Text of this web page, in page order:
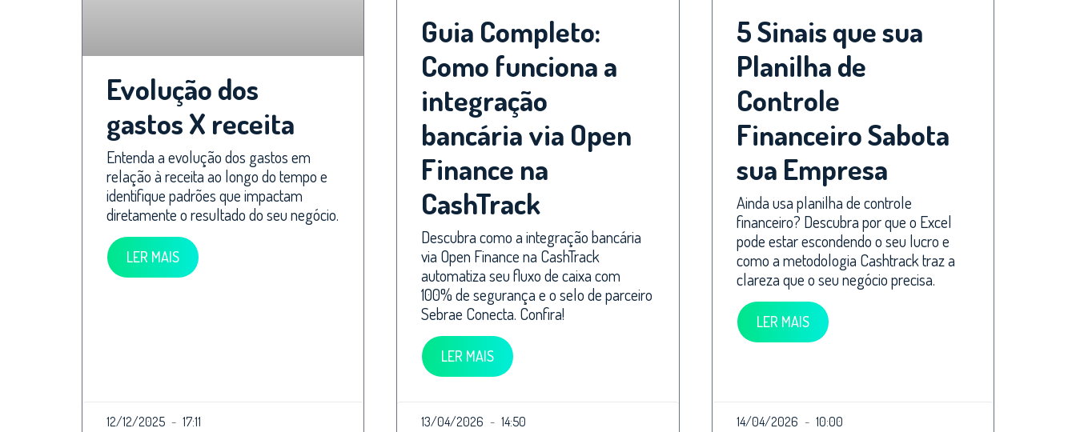
Evolução dos
gastos X receita
Entenda a evolução dos gastos em
relação à receita ao longo do tempo e
identifique padrões que impactam
diretamente o resultado do seu negócio.
LER MAIS
12/12/2025 17:11
Guia Completo:
Como funciona a
integração
bancária via Open
Finance na
CashTrack
Descubra como a integração bancária
via Open Finance na CashTrack
automatiza seu fluxo de caixa com
100% de segurança e o selo de parceiro
Sebrae Conecta. Confira!
LER MAIS
13/04/2026 14:50
5 Sinais que sua
Planilha de
Controle
Financeiro Sabota
sua Empresa
Ainda usa planilha de controle
financeiro? Descubra por que o Excel
pode estar escondendo o seu lucro e
como a metodologia Cashtrack traz a
clareza que o seu negócio precisa.
LER MAIS
14/04/2026 10:00